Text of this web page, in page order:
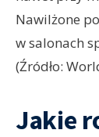
Nawilżone
w salonach
(Źródło:
Jakie